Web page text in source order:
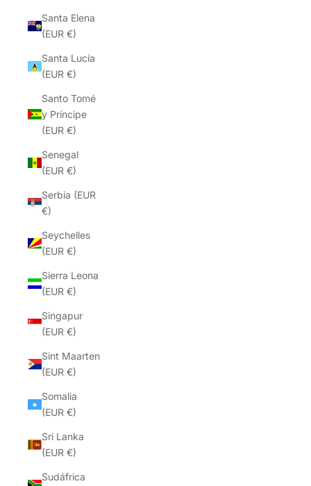
Santa Elena
(EUR €)
Santa Lucía
(EUR €)
Santo Tomé
y Príncipe
(EUR €)
Senegal
(EUR €)
Serbia (EUR
€)
Seychelles
(EUR €)
Sierra Leona
(EUR €)
Singapur
(EUR €)
Sint Maarten
(EUR €)
Somalia
(EUR €)
Sri Lanka
(EUR €)
Sudáfrica